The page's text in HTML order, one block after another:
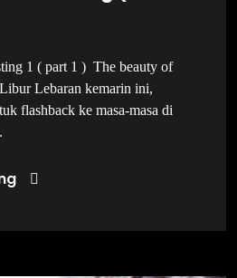
1 ( part 1 ) The beauty of
Lebaran kemarin ini,
flashback ke masa-masa di